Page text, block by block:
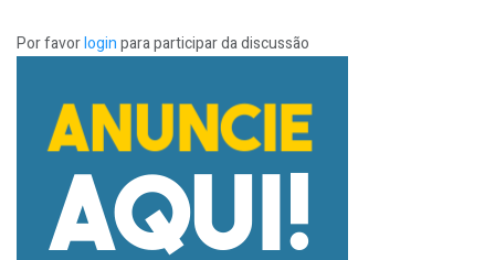
Por favorloginpara participar da discussão